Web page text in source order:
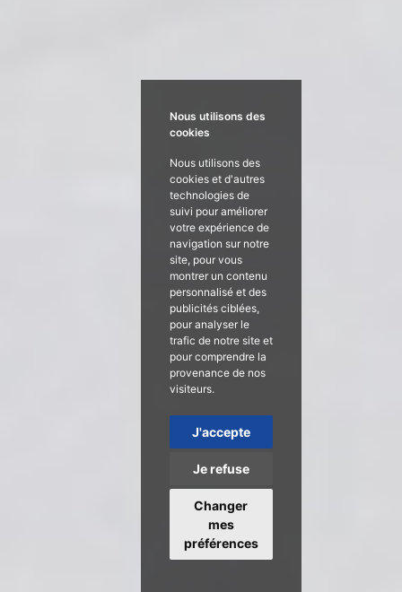
Nous utilisons des
cookies
Nous utilisons des
cookies et d'autres
technologies de
suivi pour améliorer
votre expérience de
navigation sur notre
site, pour vous
montrer un contenu
personnalisé et des
publicités ciblées,
pour analyser le
trafic de notre site et
pour comprendre la
provenance de nos
visiteurs.
J'accepte
Je refuse
Changer
mes
préférences